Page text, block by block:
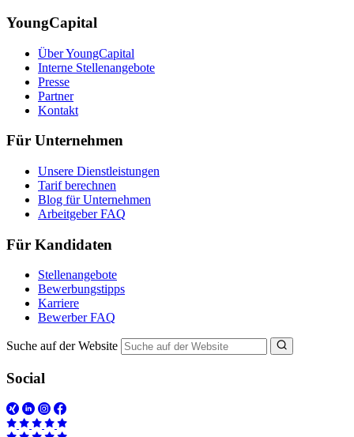
YoungCapital
Über YoungCapital
Interne Stellenangebote
Presse
Partner
Kontakt
Für Unternehmen
Unsere Dienstleistungen
Tarif berechnen
Blog für Unternehmen
Arbeitgeber FAQ
Für Kandidaten
Stellenangebote
Bewerbungstipps
Karriere
Bewerber FAQ
Suche auf der Website
Social